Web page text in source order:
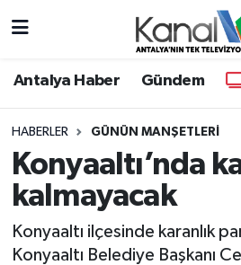
Antalya Haber Gündem
HABERLER GÜNÜN MANŞETLERI
Konyaaltı’nda
kalmayacak
Konyaaltı ilçesinde karanlık
Konyaaltı Belediye Başkanı
Antalya Haber
Dünya
Eğitim
Ekonomi
Hava Durumu
Trafik Durumu
Süper Lig Puan Durumu ve
Tüm Manşetler